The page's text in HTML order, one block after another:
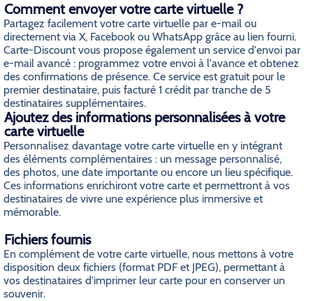
Comment envoyer votre carte virtuelle ?
Partagez facilement votre carte virtuelle par e-mail ou
directement via X, Facebook ou WhatsApp grâce au lien fourni.
Carte-Discount vous propose également un service d'envoi par
e-mail avancé : programmez votre envoi à l'avance et obtenez
des confirmations de présence. Ce service est gratuit pour le
premier destinataire, puis facturé 1 crédit par tranche de 5
destinataires supplémentaires.
Ajoutez des informations personnalisées à votre
carte virtuelle
Personnalisez davantage votre carte virtuelle en y intégrant
des éléments complémentaires : un message personnalisé,
des photos, une date importante ou encore un lieu spécifique.
Ces informations enrichiront votre carte et permettront à vos
destinataires de vivre une expérience plus immersive et
mémorable.
Fichiers fournis
En complément de votre carte virtuelle, nous mettons à votre
disposition deux fichiers (format PDF et JPEG), permettant à
vos destinataires d'imprimer leur carte pour en conserver un
souvenir.